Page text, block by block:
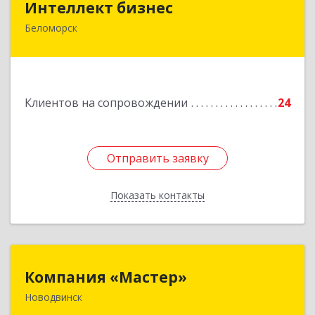
Интеллект бизнес
Беломорск
Клиентов на сопровождении 24
Отправить заявку
Показать контакты
Отправить заявку
Назад
Компания «Мастер»
Новодвинск164902, Архангельская обл, Новодвинск г,